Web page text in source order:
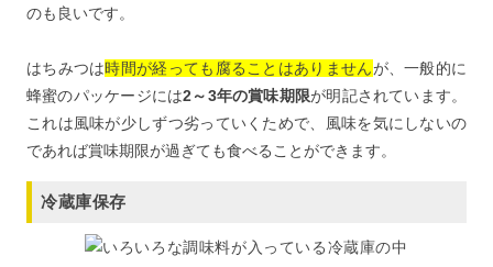
のも良いです。
はちみつは時間が経っても腐ることはありませんが、一般的に
蜂蜜のパッケージには2～3年の賞味期限が明記されています。
これは風味が少しずつ劣っていくためで、風味を気にしないの
であれば賞味期限が過ぎても食べることができます。
冷蔵庫保存